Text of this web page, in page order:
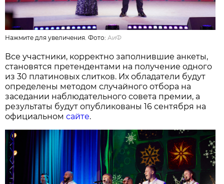
Нажмите для увеличения. Фото: АиФ
Все участники, корректно заполнившие анкеты,
становятся претендентами на получение одного
из 30 платиновых слитков. Их обладатели будут
определены методом случайного отбора на
заседании наблюдательного совета премии, а
результаты будут опубликованы 16 сентября на
официальномсайте.